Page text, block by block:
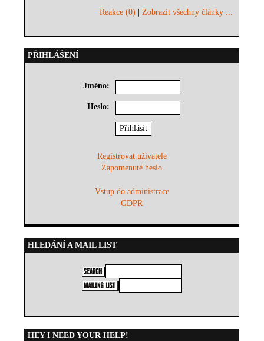
Reakce (0) |Zobrazit všechny články ...
PŘIHLÁŠENÍ
Jméno:
Heslo:
Registrovat uživatele
Zapomenuté heslo
Vstup do administrace
GDPR
HLEDÁNÍ A MAIL LIST
HEY I NEED YOUR HELP!